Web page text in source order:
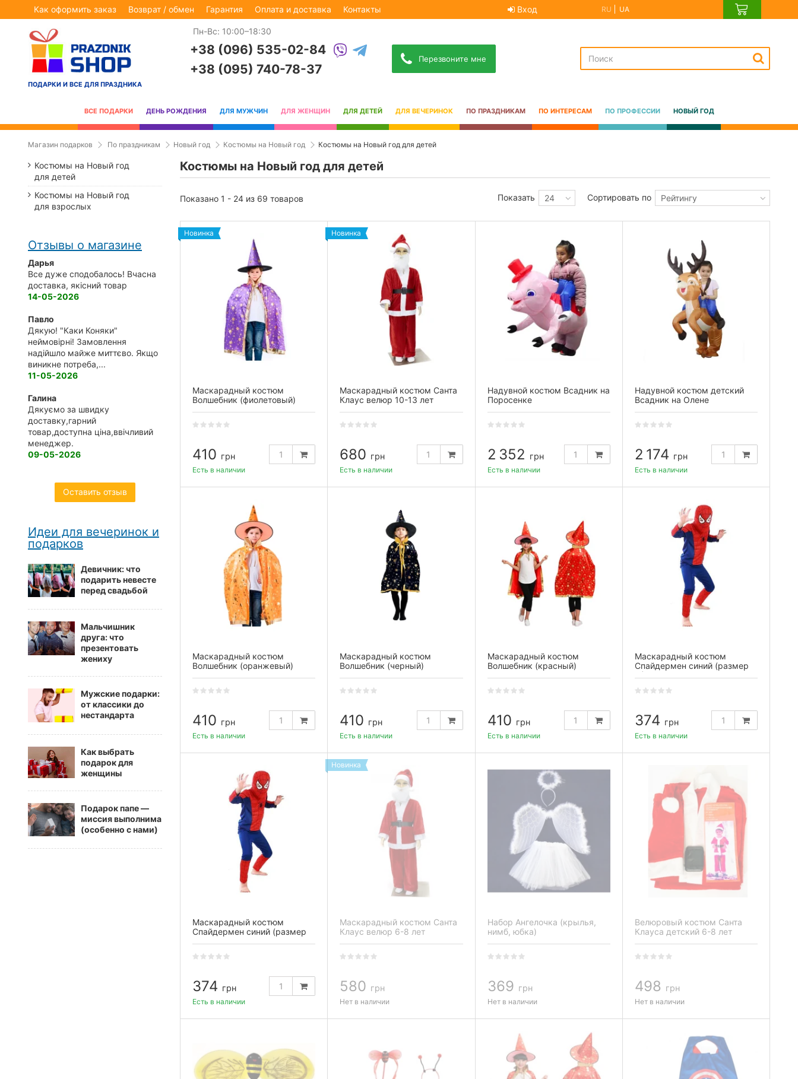
Как оформить заказ Возврат / обмен Гарантия Оплата и доставка Контакты Вход RU UA
ПОДАРКИ И ВСЕ ДЛЯ ПРАЗДНИКА
Пн-Вс: 10:00–18:30
+38 (096) 535-02-84
+38 (095) 740-78-37
Перезвоните мне
ВСЕ ПОДАРКИ ДЕНЬ РОЖДЕНИЯ ДЛЯ МУЖЧИН ДЛЯ ЖЕНЩИН ДЛЯ ДЕТЕЙ ДЛЯ ВЕЧЕРИНОК ПО ПРАЗДНИКАМ ПО ИНТЕРЕСАМ ПО ПРОФЕССИИ НОВЫЙ ГОД
Магазин подарков По праздникам Новый год Костюмы на Новый год Костюмы на Новый год для детей
Костюмы на Новый год для детей
Показано 1 - 24 из 69 товаров Сортировать по Рейтингу
Показать 24
Новинка
Маскарадный костюм
Волшебник (фиолетовый)
410 грн
Есть в наличии
Новинка
Маскарадный костюм Санта
Клаус велюр 10-13 лет
680 грн
Есть в наличии
Надувной костюм Всадник на
Поросенке
2 352 грн
Есть в наличии
Надувной костюм детский
Всадник на Олене
2 174 грн
Есть в наличии
Маскарадный костюм
Волшебник (оранжевый)
410 грн
Есть в наличии
Маскарадный костюм
Волшебник (черный)
410 грн
Есть в наличии
Маскарадный костюм
Волшебник (красный)
410 грн
Есть в наличии
Маскарадный костюм
Спайдермен синий (размер
М)
374 грн
Есть в наличии
Маскарадный костюм
Спайдермен синий (размер
374 грн
Есть в наличии
Новинка
Маскарадный костюм Санта
Клаус велюр 6-8 лет
580 грн
Нет в наличии
Набор Ангелочка (крылья,
нимб, юбка)
369 грн
Нет в наличии
Велюровый костюм Санта
Клауса детский 6-8 лет
498 грн
Нет в наличии
Костюмы на Новый год
для детей
Костюмы на Новый год
для взрослых
Отзывы о магазине
Дарья
Все дуже сподобалось! Вчасна
доставка, якісний товар
14-05-2026
Павло
Дякую! "Каки Коняки"
неймовірні! Замовлення
надійшло майже миттєво. Якщо
виникне потреба,...
11-05-2026
Галина
Дякуємо за швидку
доставку,гарний
товар,доступна ціна,ввічливий
менеджер.
09-05-2026
Оставить отзыв
Идеи для вечеринок и
подарков
Девичник: что
подарить невесте
перед свадьбой
Мальчишник
друга: что
презентовать
жениху
Мужские подарки:
от классики до
нестандарта
Как выбрать
подарок для
женщины
Подарок папе —
миссия выполнима
(особенно с нами)